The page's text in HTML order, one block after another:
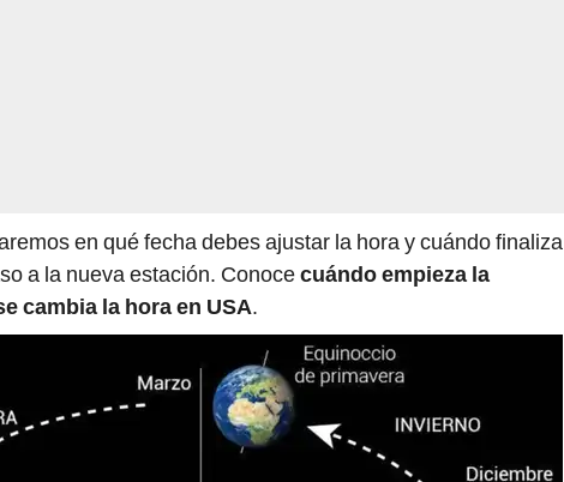
en qué fecha debes ajustar la hora y cuándo finaliza
a la nueva estación. Conocecuándo empieza la
cambia la hora en USA.